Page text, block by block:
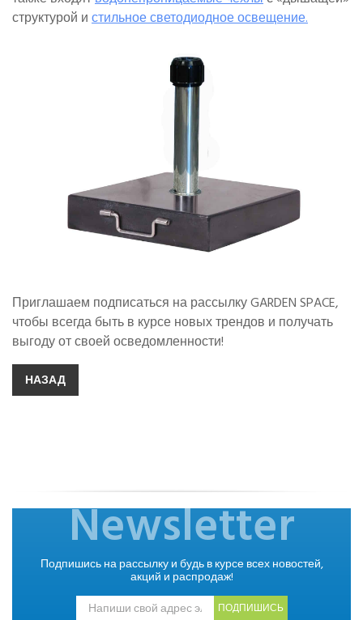
структурой истильное светодиодное освещение.
Приглашаем подписаться на рассылку GARDEN SPACE,
чтобы всегда быть в курсе новых трендов и получать
выгоду от своей осведомленности!
НАЗАД
Newsletter
Подпишись на рассылку и будь в курсе всех новостей,
акций и распродаж!
ПОДПИШИСЬ